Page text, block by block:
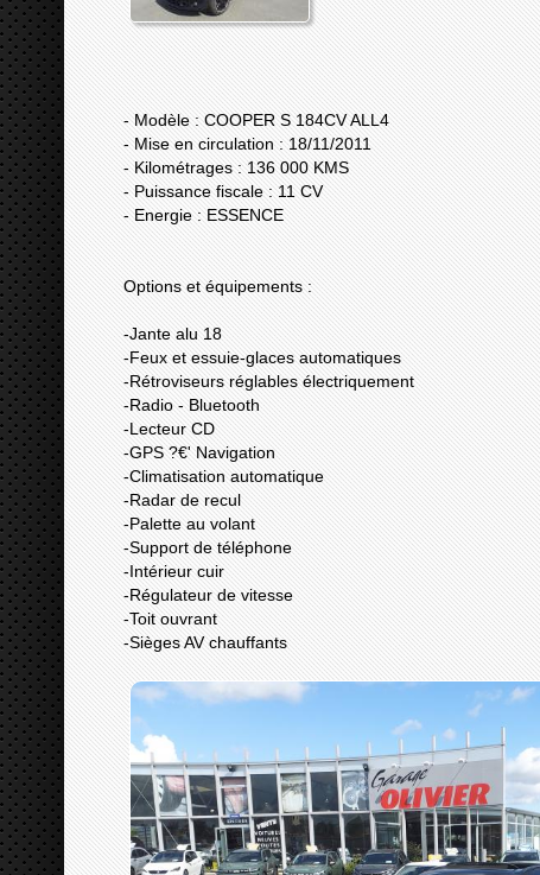
- Modèle : COOPER S 184CV ALL4
- Mise en circulation : 18/11/2011
- Kilométrages : 136 000 KMS
- Puissance fiscale : 11 CV
- Energie : ESSENCE
Options et équipements :
-Jante alu 18
-Feux et essuie-glaces automatiques
-Rétroviseurs réglables électriquement
-Radio - Bluetooth
-Lecteur CD
-GPS ?€' Navigation
-Climatisation automatique
-Radar de recul
-Palette au volant
-Support de téléphone
-Intérieur cuir
-Régulateur de vitesse
-Toit ouvrant
-Sièges AV chauffants